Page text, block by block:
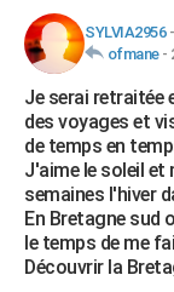
Retraite
Impôts
Epargne
Immobilier
Risques naturels par
Banque
Assurance
Crédit
AUTO
Essais
Réserver un essai
Citadines
Berlines
SUV
Forum auto
HIGH-TECH
Mobiles
Meilleur smartphone
Internet
Ordinateurs
Jeux vidéo
Guide high-tech
+BRICOLAGE
Forum
Aménagement
Extérieur
Cuisine
Salle de bains
Jardinage
Rangement
WEEK-END
Guides de France
Escapades
Patrimoine
Expositions
Musées
Week-end nature
+LIFESTYLE
Art de vivre
Bien-être
Loisirs
Mode
Modes de vie
SANTE
SYLVIA2956-
ofmane-
Je serai retraitée
des voyages et
de temps en
J'aime le soleil et
semaines l'hiver
En Bretagne sud
le temps de me
Découvrir la